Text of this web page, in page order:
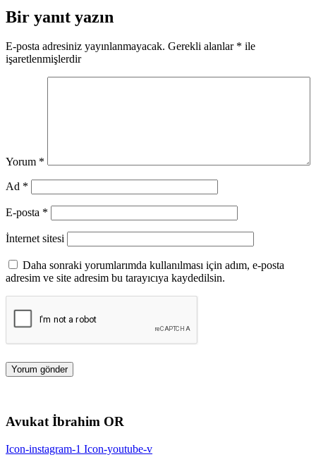
Bir yanıt yazın
E-posta adresiniz yayınlanmayacak. Gerekli alanlar * ile
işaretlenmişlerdir
Yorum *
Ad *
E-posta *
İnternet sitesi
Daha sonraki yorumlarımda kullanılması için adım, e-posta
adresim ve site adresim bu tarayıcıya kaydedilsin.
Avukat İbrahim OR
Icon-instagram-1 Icon-youtube-v